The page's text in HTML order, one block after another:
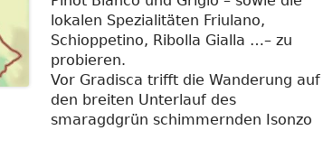
lokalen Spezialitäten Friulano,
Schioppetino, Ribolla Gialla …– zu
probieren.
Vor Gradisca trifft die Wanderung auf
den breiten Unterlauf des
smaragdgrün schimmernden Isonzo